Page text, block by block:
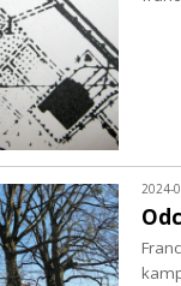
2024-